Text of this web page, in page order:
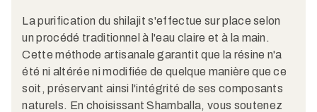
La purification du shilajit s'effectue sur place selon
un procédé traditionnel à l'eau claire et à la main.
Cette méthode artisanale garantit que la résine n'a
été ni altérée ni modifiée de quelque manière que ce
soit, préservant ainsi l'intégrité de ses composants
naturels. En choisissant Shamballa, vous soutenez